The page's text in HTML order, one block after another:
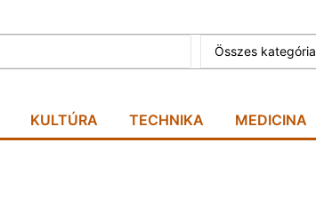
Összes kategória
KULTÚRA TECHNIKA MEDICINA